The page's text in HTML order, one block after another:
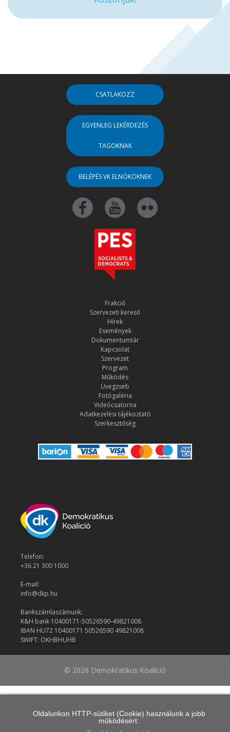
CSATLAKOZZ
EGYENLEG LEKÉRDEZÉS
TAGOKNAK
BELÉPÉS VK ELNÖKÖKNEK
Frakció
Szervezeti kereső
Hírek
Események
Dokumentumtár
Kapcsolat
Szervezet
Program
Működés
Üvegzseb
Fotógaléria
Videócsatorna
Adatkezelési tájékoztató
Szerkesztőség
Telefon:
+36 21 300 1000
E-mail:
info@dkp.hu
Bankszámlaszámunk:
K&H bank 10400171-50526590-49821008
IBAN HU72 10400171 50526590 49821008
SWIFT: OKHBHUHB
© 2026 Demokratikus Koalíció
Oldalunkon HTTP-sütiket (Cookie) használunk a jobb
működésért.